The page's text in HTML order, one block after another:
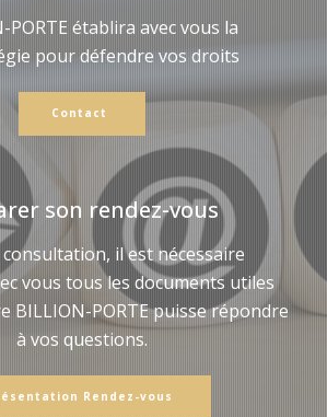
établira avec vous la
pour défendre vos droits
Contact
son rendez-vous
il est nécessaire
vous tous les documents utiles
BILLION-PORTE puisse répondre
à vos questions.
Rendez-vous